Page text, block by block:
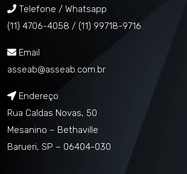
Telefone / Whatsapp
(11) 4706-4058 / (11) 99718-9716
Email
asseab@asseab.com.br
Endereço
Rua Caldas Novas, 50
Mesanino – Bethaville
Barueri, SP – 06404-030